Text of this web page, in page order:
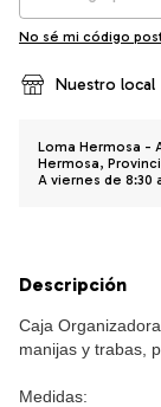
No sé mi código
Nuestro local
Loma Hermosa -
Hermosa,
A viernes de 8:30
Descripción
Caja
manijas y trabas,
Medidas: